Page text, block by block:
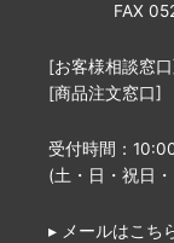
FAX 052-
[お客様相談窓
[商品注文窓
受付時間：
(土・日・祝日
▸ メールはこち